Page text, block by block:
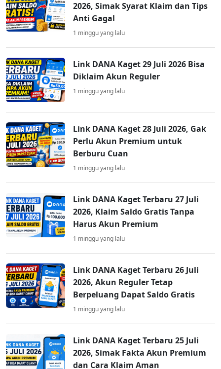
2026, Simak Syarat Klaim dan Tips
Anti Gagal
1 minggu yang lalu
Link DANA Kaget 29 Juli 2026 Bisa
Diklaim Akun Reguler
1 minggu yang lalu
Link DANA Kaget 28 Juli 2026, Gak
Perlu Akun Premium untuk
Berburu Cuan
1 minggu yang lalu
Link DANA Kaget Terbaru 27 Juli
2026, Klaim Saldo Gratis Tanpa
Harus Akun Premium
1 minggu yang lalu
Link DANA Kaget Terbaru 26 Juli
2026, Akun Reguler Tetap
Berpeluang Dapat Saldo Gratis
1 minggu yang lalu
Link DANA Kaget Terbaru 25 Juli
2026, Simak Fakta Akun Premium
dan Cara Klaim Aman